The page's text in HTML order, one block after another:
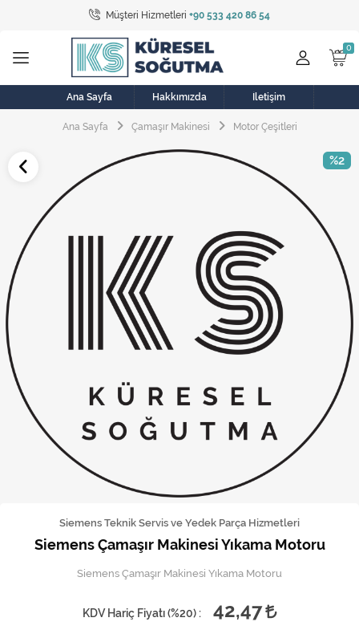
Müşteri Hizmetleri +90 533 420 86 54
Tüm Kategoriler
Bulaşık Makinesi
Buzdolabı
Çamaşır Kurutma Makinesi
Elektrikli Aksamlar
Elektrikli Süpürge
Fan
Fırın, Ocak ve Aspiratör
Klima
Kombi
Musluk
Rezistanslar
Soğutma Sistemleri
Ana Sayfa Hakkımızda İletişim
Ana Sayfa Çamaşır Makinesi Motor Çeşitleri
%2
Siemens Teknik Servis ve Yedek Parça Hizmetleri
Siemens Çamaşır Makinesi Yıkama Motoru
Siemens Çamaşır Makinesi Yıkama Motoru
KDV Hariç Fiyatı (%20) :
42,47